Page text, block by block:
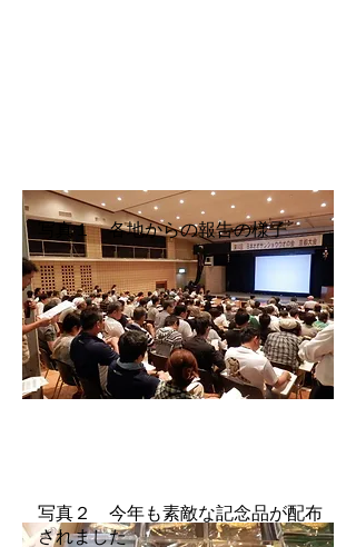
写真１ 各地からの報告の様子
写真２ 今年も素敵な記念品が配布
されました